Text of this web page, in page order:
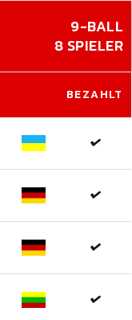
9-BALL
8 SPIELER
BEZAHLT